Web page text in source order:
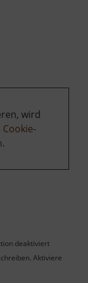
wird
Cookie-
.
deaktiviert
Aktiviere